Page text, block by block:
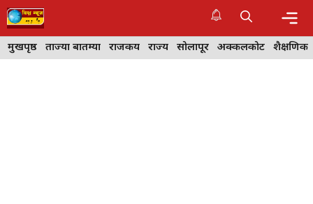
Skip
to
content
मुखपृष्ठ ताज्या बातम्या राजकीय राज्य सोलापूर अक्कलकोट शैक्षणिक